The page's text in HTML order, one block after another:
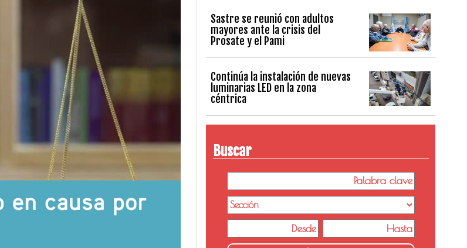
Sastre se reunió con adultos
mayores ante la crisis del
Prosate y el Pami
Continúa la instalación de nuevas
luminarias LED en la zona
céntrica
Buscar